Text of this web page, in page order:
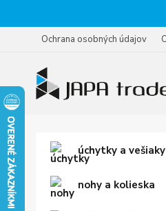
Ochrana osobných údajov
úchytky a vešiaky
nohy a kolieska